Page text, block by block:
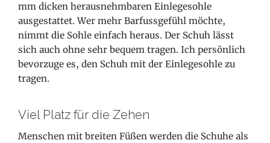
mm dicken herausnehmbaren Einlegesohle
ausgestattet. Wer mehr Barfussgefühl möchte,
nimmt die Sohle einfach heraus. Der Schuh lässt
sich auch ohne sehr bequem tragen. Ich persönlich
bevorzuge es, den Schuh mit der Einlegesohle zu
tragen.
Viel Platz für die Zehen
Menschen mit breiten Füßen werden die Schuhe als